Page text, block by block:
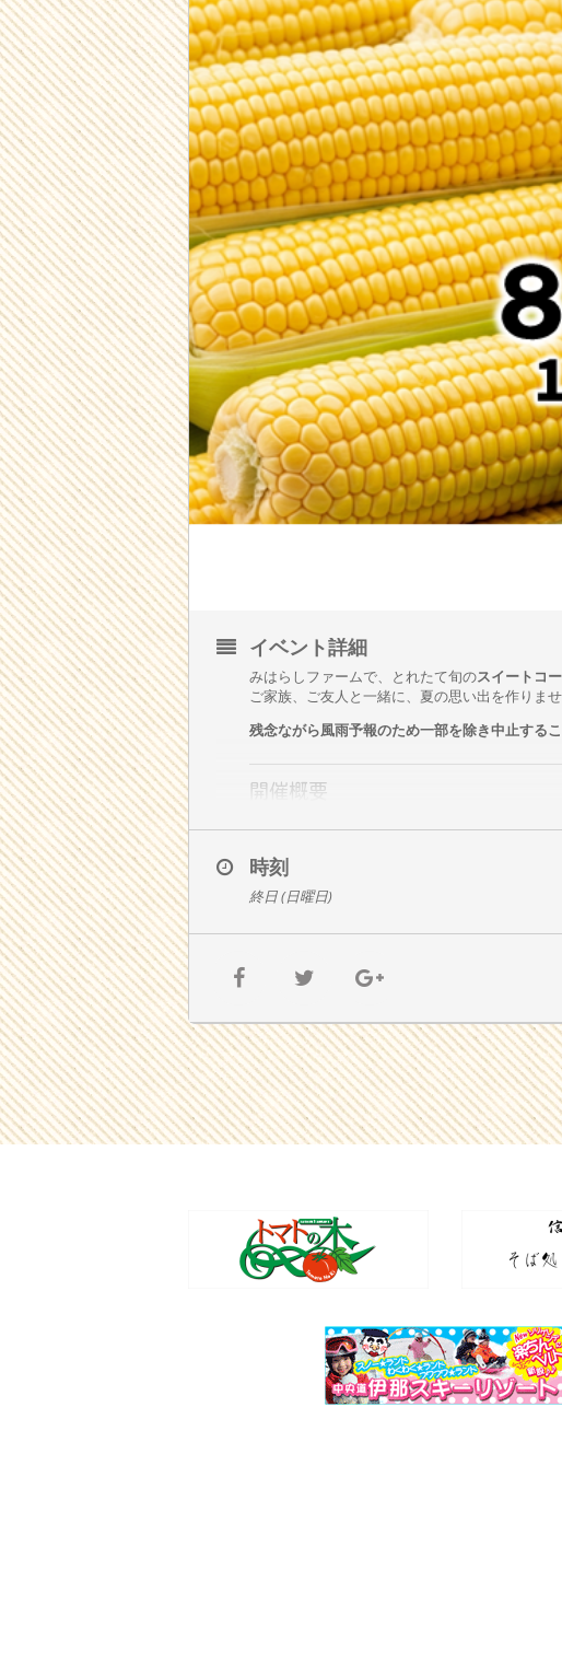
イベント詳細
みはらしファームで、とれたて旬のスイートコ
ご家族、ご友人と一緒に、夏の思い出を作りま
残念ながら風雨予報のため一部を除き中止するこ
開催概要
開催時間:10:00～15:00
イベント内容
イベントの内容は次のとおりとなります。
【第1駐車場、せせらぎ水路】
朝採りスイートコーン大特価販売!!
新鮮なスイートコーンが、1本140円、5本
マスのつかみ取り!!
時間:11:00～13:00
限定:80匹
受付:10:00～10:50
捕まえたマスや購入したスイートコーン
ちびっこお遊びコーナー
スクリンクラー、ビニールプール、シャ
時刻
終日 (日曜日)